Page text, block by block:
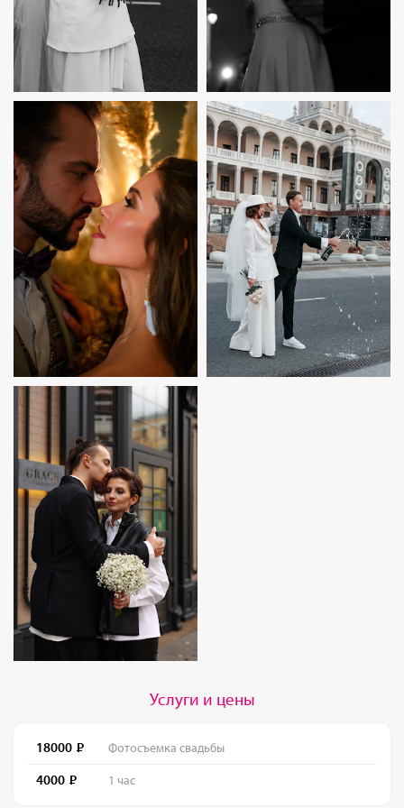
Услуги и цены
18000 Фотосъемка свадьбы
4000 1 час